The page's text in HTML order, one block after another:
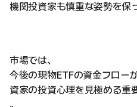
機関投資家も慎重な姿勢を保
市場では、
今後の現物ETFの資金フロー
資家の投資心理を見極める重
。